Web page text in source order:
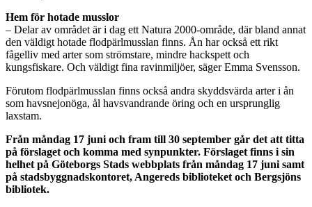
Hem för hotade musslor
– Delar av området är i dag ett Natura 2000-område, där bland annat
den väldigt hotade flodpärlmusslan finns. Ån har också ett rikt
fågelliv med arter som strömstare, mindre hackspett och
kungsfiskare. Och väldigt fina ravinmiljöer, säger Emma Svensson.
Förutom flodpärlmusslan finns också andra skyddsvärda arter i ån
som havsnejonöga, ål havsvandrande öring och en ursprunglig
laxstam.
Från måndag 17 juni och fram till 30 september går det att titta
på förslaget och komma med synpunkter. Förslaget finns i sin
helhet på Göteborgs Stads webbplats från måndag 17 juni samt
på stadsbyggnadskontoret, Angereds biblioteket och Bergsjöns
bibliotek.